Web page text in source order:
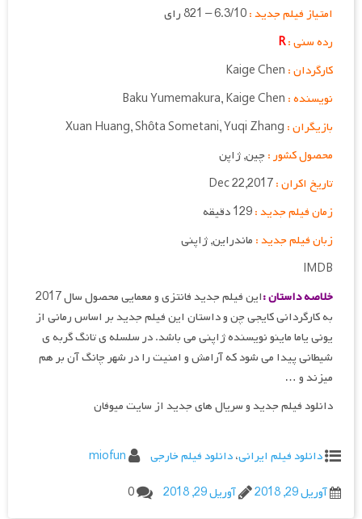
امتیاز فیلم جدید :
رده سنی :R
کارگردان :
نویسنده : Baku Yumemakura, Kaige Chen
بازیگران :
محصول کشور : چین, ژاپن
تاریخ اکران :
زمان فیلم جدید :
زبان فیلم جدید : ماندراین, ژاپنی
IMDB
خلاصه داستان :
این فیلم جدید فانتزی و معمایی محصول سال 2017
به کارگردانی کایجی چن و داستان این فیلم جدید بر اساس رمانی از
یونی یاما ماینو نویسنده ژاپنی می باشد. در سلسله ی تانگ گربه ی
شیطانی پیدا می شود که آرامش و امنیت را در شهر چانگ آن بر هم
میزند و …
دانلود فیلم جدید و سریال های جدید از سایت میوفان
دانلود فیلم ایرانی،دانلود فیلم خارجی
miofun
آوریل 29, 2018
آوریل 29, 2018 0